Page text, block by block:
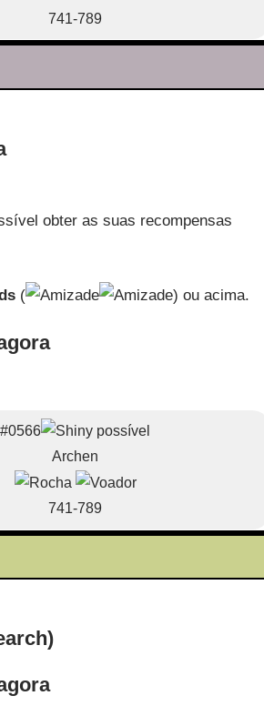
741-789
obter as suas recompensas
( ) ou acima.
#0566
Archen
741-789